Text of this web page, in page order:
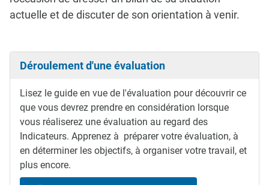
actuelle et de discuter de son orientation à venir.
Déroulement d'une évaluation
Lisez le guide en vue de l'évaluation pour découvrir ce
que vous devrez prendre en considération lorsque
vous réaliserez une évaluation au regard des
Indicateurs. Apprenez à préparer votre évaluation, à
en déterminer les objectifs, à organiser votre travail, et
plus encore.